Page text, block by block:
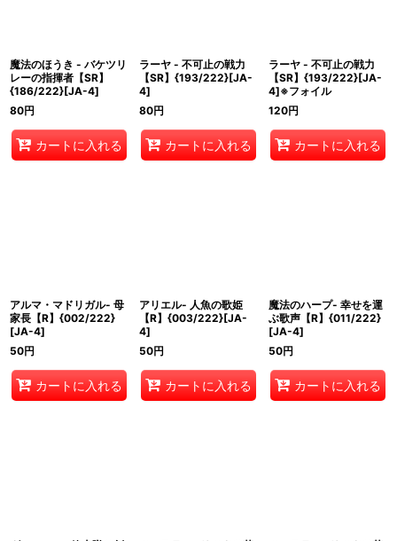
魔法のほうき - バケツリ
レーの指揮者【SR】
{186/222}[JA-4]
80円
カートに入れる
ラーヤ - 不可止の戦力
【SR】{193/222}[JA-
4]
80円
カートに入れる
ラーヤ - 不可止の戦力
【SR】{193/222}[JA-
4]※フォイル
120円
カートに入れる
アルマ・マドリガル- 母
家長【R】{002/222}
[JA-4]
50円
カートに入れる
アリエル- 人魚の歌姫
【R】{003/222}[JA-
4]
50円
カートに入れる
魔法のハープ- 幸せを運
ぶ歌声【R】{011/222}
[JA-4]
50円
カートに入れる